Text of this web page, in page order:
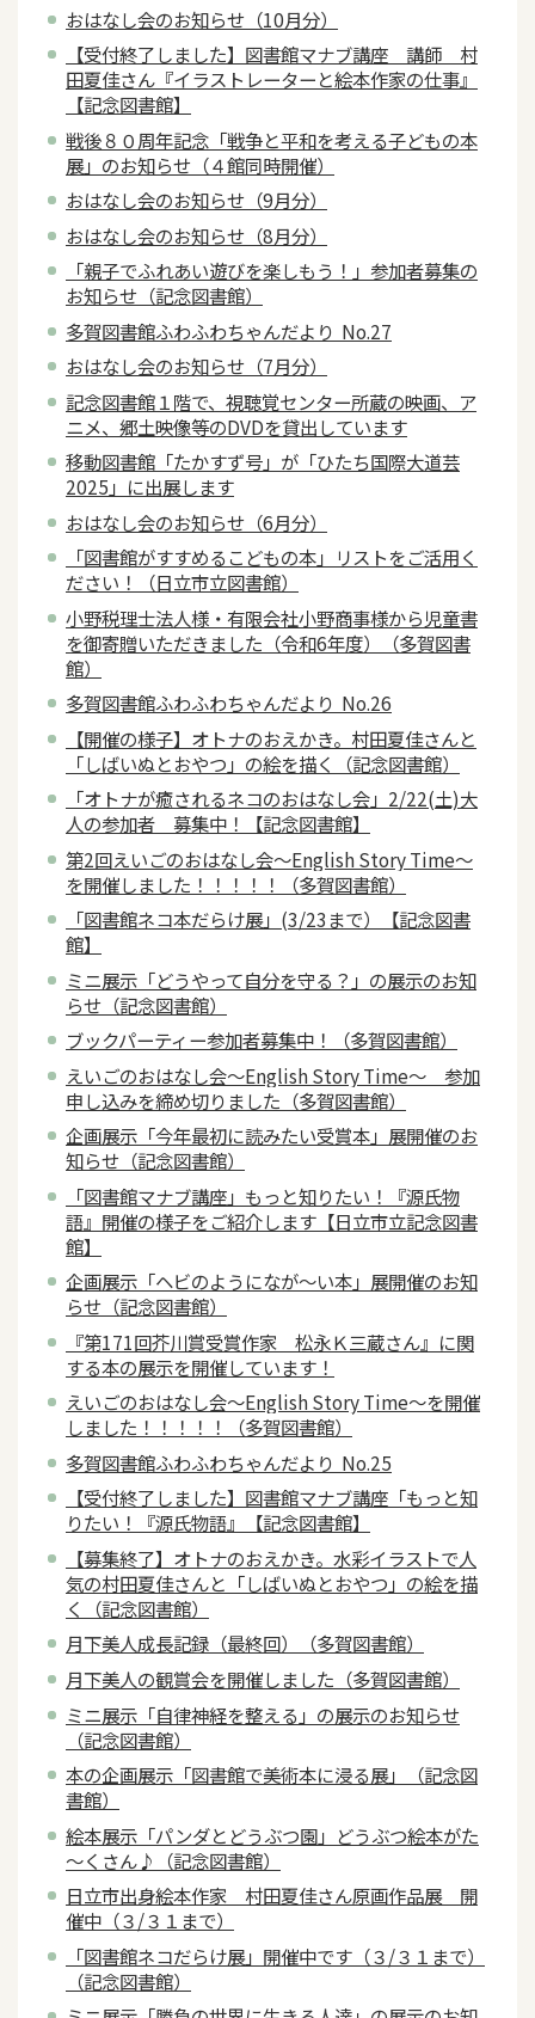
おはなし会のお知らせ（10月分）
【受付終了しました】図書館マナブ講座 講師 村
田夏佳さん『イラストレーターと絵本作家の仕事』
【記念図書館】
戦後８０周年記念「戦争と平和を考える子どもの本
展」のお知らせ（４館同時開催）
おはなし会のお知らせ（9月分）
おはなし会のお知らせ（8月分）
「親子でふれあい遊びを楽しもう！」参加者募集の
お知らせ（記念図書館）
多賀図書館ふわふわちゃんだより No.27
おはなし会のお知らせ（7月分）
記念図書館１階で、視聴覚センター所蔵の映画、ア
ニメ、郷土映像等のDVDを貸出しています
移動図書館「たかすず号」が「ひたち国際大道芸
2025」に出展します
おはなし会のお知らせ（6月分）
「図書館がすすめるこどもの本」リストをご活用く
ださい！（日立市立図書館）
小野税理士法人様・有限会社小野商事様から児童書
を御寄贈いただきました（令和6年度）（多賀図書
館）
多賀図書館ふわふわちゃんだより No.26
【開催の様子】オトナのおえかき。村田夏佳さんと
「しばいぬとおやつ」の絵を描く（記念図書館）
「オトナが癒されるネコのおはなし会」2/22(土)大
人の参加者 募集中！【記念図書館】
第2回えいごのおはなし会～English Story Time～
を開催しました！！！！！（多賀図書館）
「図書館ネコ本だらけ展」(3/23まで）【記念図書
館】
ミニ展示「どうやって自分を守る？」の展示のお知
らせ（記念図書館）
ブックパーティー参加者募集中！（多賀図書館）
えいごのおはなし会～English Story Time～ 参加
申し込みを締め切りました（多賀図書館）
企画展示「今年最初に読みたい受賞本」展開催のお
知らせ（記念図書館）
「図書館マナブ講座」もっと知りたい！『源氏物
語』開催の様子をご紹介します【日立市立記念図書
館】
企画展示「ヘビのようになが～い本」展開催のお知
らせ（記念図書館）
『第171回芥川賞受賞作家 松永Ｋ三蔵さん』に関
する本の展示を開催しています！
えいごのおはなし会～English Story Time～を開催
しました！！！！！（多賀図書館）
多賀図書館ふわふわちゃんだより No.25
【受付終了しました】図書館マナブ講座「もっと知
りたい！『源氏物語』【記念図書館】
【募集終了】オトナのおえかき。水彩イラストで人
気の村田夏佳さんと「しばいぬとおやつ」の絵を描
く（記念図書館）
月下美人成長記録（最終回）（多賀図書館）
月下美人の観賞会を開催しました（多賀図書館）
ミニ展示「自律神経を整える」の展示のお知らせ
（記念図書館）
本の企画展示「図書館で美術本に浸る展」（記念図
書館）
絵本展示「パンダとどうぶつ園」どうぶつ絵本がた
～くさん♪（記念図書館）
日立市出身絵本作家 村田夏佳さん原画作品展 開
催中（３/３１まで）
「図書館ネコだらけ展」開催中です（３/３１まで）
（記念図書館）